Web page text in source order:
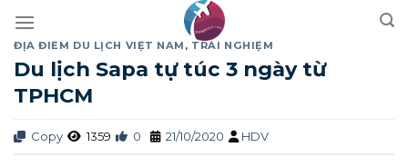
content
ĐỊA ĐIỂM DU LỊCH VIỆT NAM , TRẢI NGHIỆM
Du lịch Sapa tự túc 3 ngày từ
TPHCM
Copy 1359 0 21/10/2020 HDV